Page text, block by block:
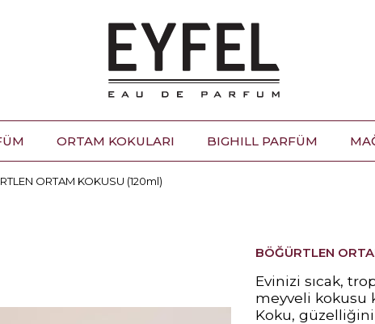
ORTAM KOKULARI BIGHILL PARFÜM
ORTAM KOKUSU (120ml)
BÖĞÜRTLEN
Evinizi sıcak,
meyveli kokusu
Koku,